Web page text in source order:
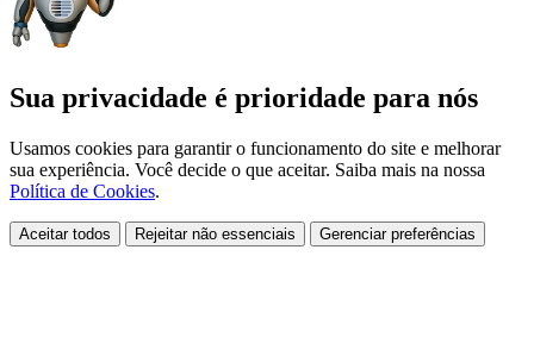
Sua privacidade é prioridade para nós
Usamos cookies para garantir o funcionamento do site e melhorar
sua experiência. Você decide o que aceitar. Saiba mais na nossa
Política de Cookies.
Aceitar todos Rejeitar não essenciais Gerenciar preferências